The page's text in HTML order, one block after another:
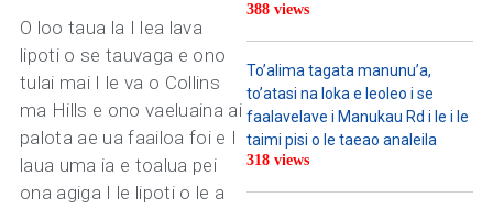
O loo taua la I lea lava
lipoti o se tauvaga e ono
tulai mai I le va o Collins
ma Hills e ono vaeluaina ai
palota ae ua faailoa foi e I
laua uma ia e toalua pei
ona agiga I le lipoti o le a
388 views
To’alima tagata manunu’a,
to’atasi na loka e leoleo i se
faalavelave i Manukau Rd i le i le
taimi pisi o le taeao analeila
318 views